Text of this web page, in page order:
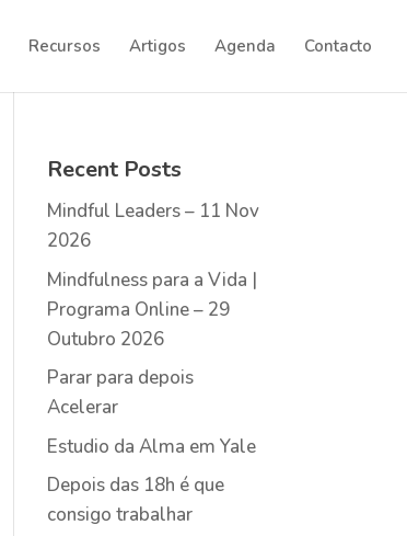
Recursos Artigos Agenda Contacto
Recent Posts
Mindful Leaders – 11 Nov
2026
Mindfulness para a Vida |
Programa Online – 29
Outubro 2026
Parar para depois
Acelerar
Estudio da Alma em Yale
Depois das 18h é que
consigo trabalhar